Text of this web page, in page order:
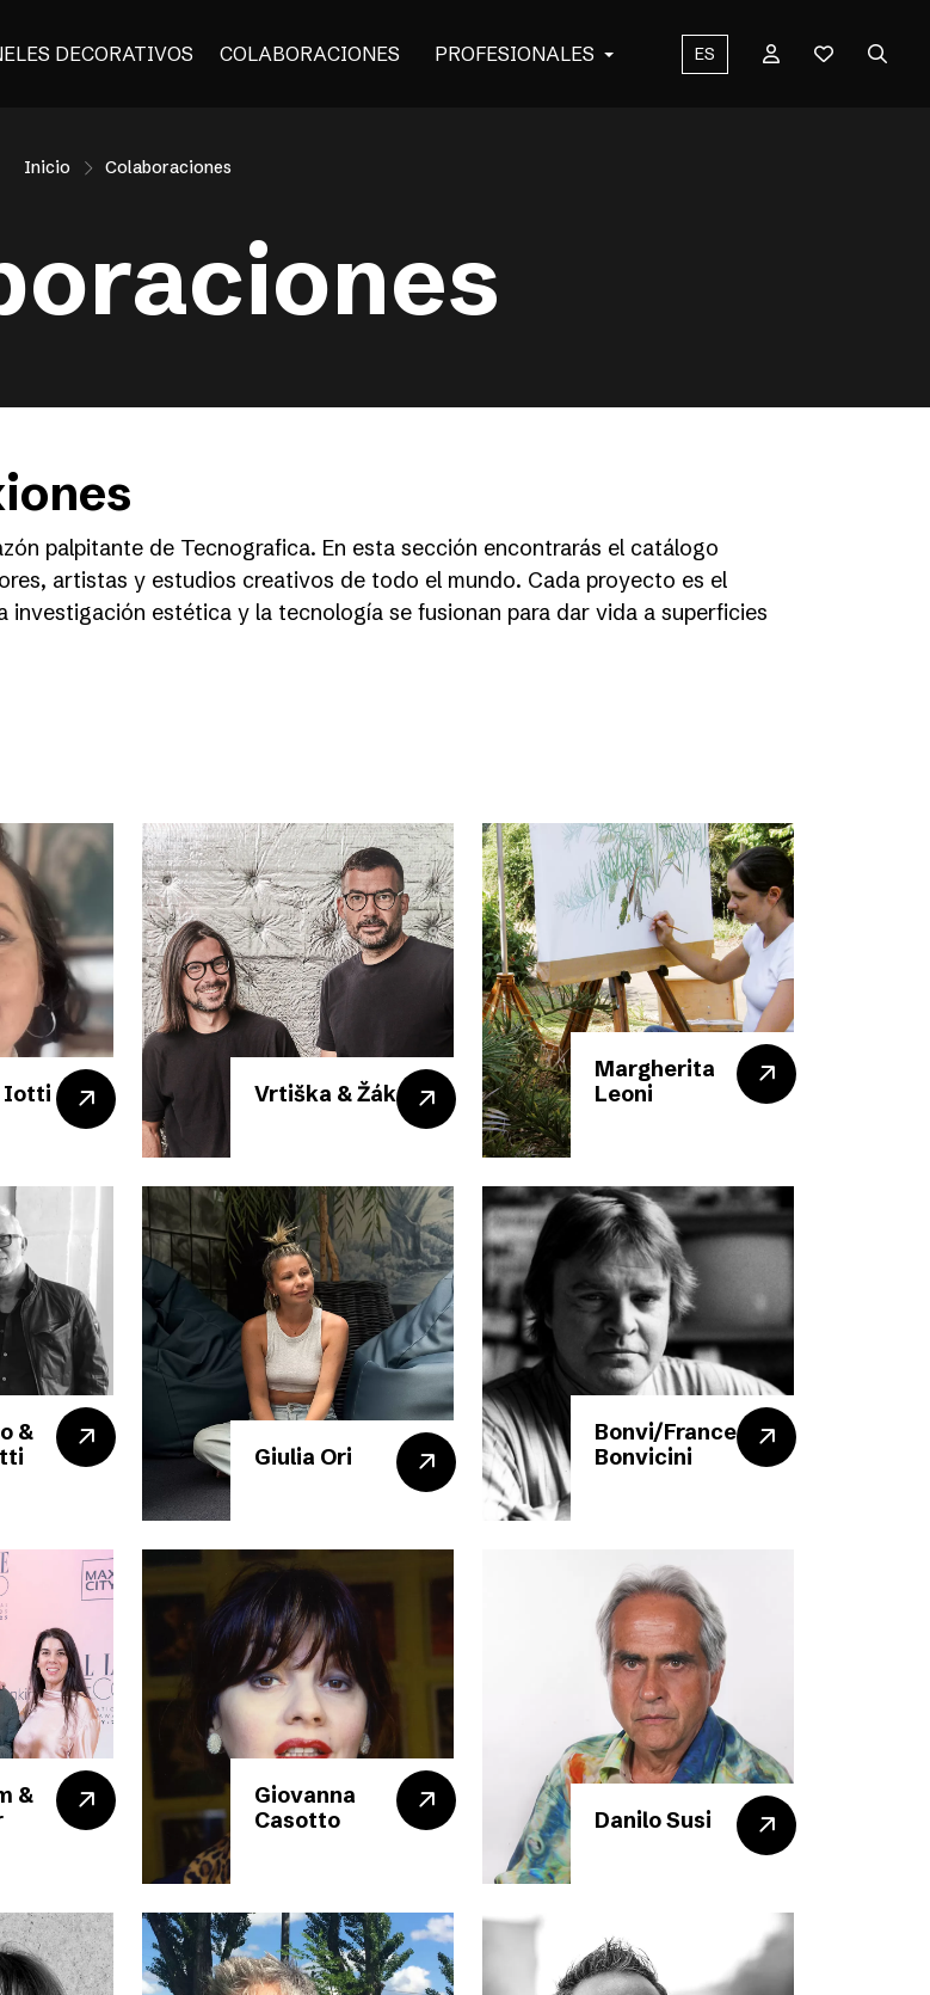
DECORATIVOS COLABORACIONES PROFESIONALES ES
Inicio Colaboraciones
palpitante de Tecnografica. En esta sección encontrarás el catálogo
artistas y estudios creativos de todo el mundo. Cada proyecto es el
estética y la tecnología se fusionan para dar vida a superficies
Iotti Vrtiška & Žák
Margherita
Leoni
&
Giulia Ori
Bonvi/Francesco
Bonvicini
&
Giovanna
Casotto
Danilo Susi